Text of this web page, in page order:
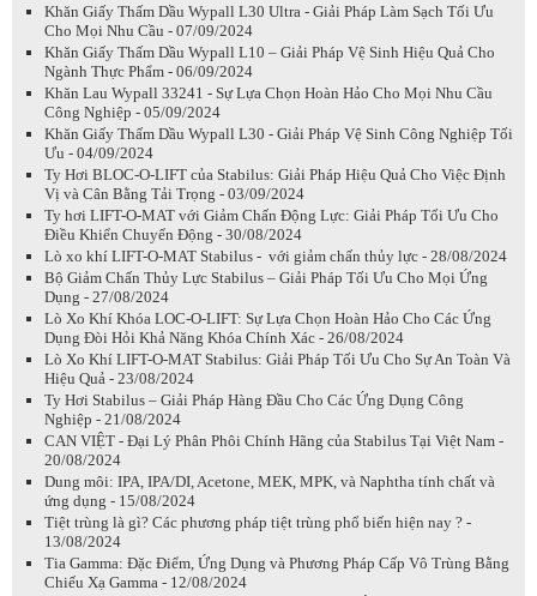
Khăn Giấy Thấm Dầu Wypall L30 Ultra - Giải Pháp Làm Sạch Tối Ưu
Cho Mọi Nhu Cầu - 07/09/2024
Khăn Giấy Thấm Dầu Wypall L10 – Giải Pháp Vệ Sinh Hiệu Quả Cho
Ngành Thực Phẩm - 06/09/2024
Khăn Lau Wypall 33241 - Sự Lựa Chọn Hoàn Hảo Cho Mọi Nhu Cầu
Công Nghiệp - 05/09/2024
Khăn Giấy Thấm Dầu Wypall L30 - Giải Pháp Vệ Sinh Công Nghiệp Tối
Ưu - 04/09/2024
Ty Hơi BLOC-O-LIFT của Stabilus: Giải Pháp Hiệu Quả Cho Việc Định
Vị và Cân Bằng Tải Trọng - 03/09/2024
Ty hơi LIFT-O-MAT với Giảm Chấn Động Lực: Giải Pháp Tối Ưu Cho
Điều Khiển Chuyển Động - 30/08/2024
Lò xo khí LIFT-O-MAT Stabilus - với giảm chấn thủy lực - 28/08/2024
Bộ Giảm Chấn Thủy Lực Stabilus – Giải Pháp Tối Ưu Cho Mọi Ứng
Dụng - 27/08/2024
Lò Xo Khí Khóa LOC-O-LIFT: Sự Lựa Chọn Hoàn Hảo Cho Các Ứng
Dụng Đòi Hỏi Khả Năng Khóa Chính Xác - 26/08/2024
Lò Xo Khí LIFT-O-MAT Stabilus: Giải Pháp Tối Ưu Cho Sự An Toàn Và
Hiệu Quả - 23/08/2024
Ty Hơi Stabilus – Giải Pháp Hàng Đầu Cho Các Ứng Dụng Công
Nghiệp - 21/08/2024
CAN VIỆT - Đại Lý Phân Phôi Chính Hãng của Stabilus Tại Việt Nam -
20/08/2024
Dung môi: IPA, IPA/DI, Acetone, MEK, MPK, và Naphtha tính chất và
ứng dụng - 15/08/2024
Tiệt trùng là gì? Các phương pháp tiệt trùng phổ biến hiện nay ? -
13/08/2024
Tia Gamma: Đặc Điểm, Ứng Dụng và Phương Pháp Cấp Vô Trùng Bằng
Chiếu Xạ Gamma - 12/08/2024